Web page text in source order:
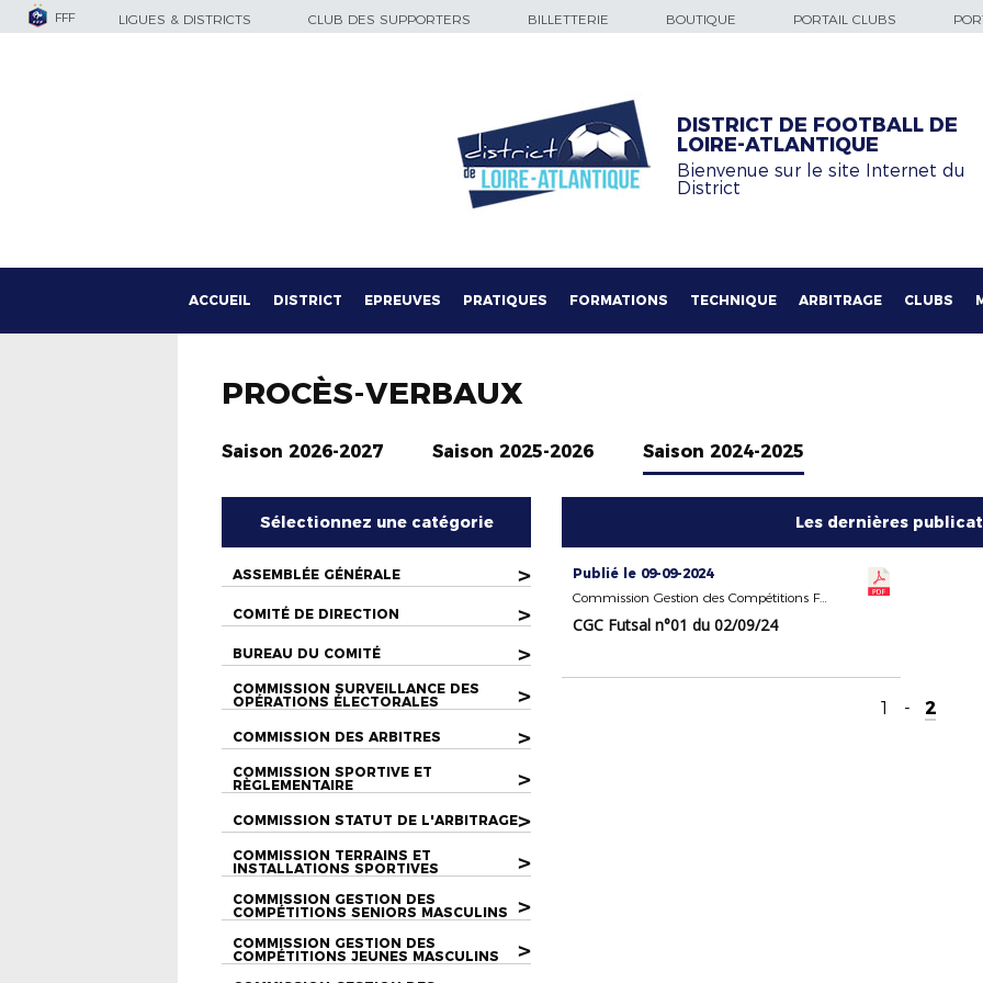
FFF LIGUES & DISTRICTS CLUB DES SUPPORTERS BILLETTERIE BOUTIQUE PORTAIL CLUBS
DISTRICT DE FOOTBALL DE
LOIRE-ATLANTIQUE
Bienvenue sur le site Internet du
District
ACCUEIL DISTRICT EPREUVES PRATIQUES FORMATIONS TECHNIQUE ARBITRAGE CLUBS
PROCÈS-VERBAUX
Saison 2026-2027 Saison 2025-2026 Saison 2024-2025
Sélectionnez une catégorie
ASSEMBLÉE GÉNÉRALE >
COMITÉ DE DIRECTION >
BUREAU DU COMITÉ >
COMMISSION SURVEILLANCE DES
OPÉRATIONS ÉLECTORALES
>
COMMISSION DES ARBITRES >
COMMISSION SPORTIVE ET
RÈGLEMENTAIRE
>
COMMISSION STATUT DE L'ARBITRAGE>
COMMISSION TERRAINS ET
INSTALLATIONS SPORTIVES
>
COMMISSION GESTION DES
COMPÉTITIONS SENIORS MASCULINS
>
COMMISSION GESTION DES
COMPÉTITIONS JEUNES MASCULINS
>
Les dernières
Publié le 09-09-2024
Commission Gestion des Compétitions FUTSAL
CGC Futsal n°01 du 02/09/24
1 - 2